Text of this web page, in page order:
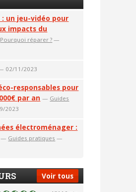
: un jeu-vidéo pour
impacts du
Pourquoi réparer ? —
02/11/2023
responsables pour
par an — Guides
2023
électroménager :
— Guides pratiques —
Voir tous